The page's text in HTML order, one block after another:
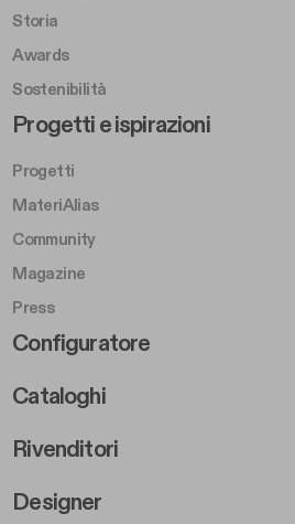
Storia
Awards
Sostenibilità
Footer Left Middle B
Progetti e ispirazioni
Progetti
MateriAlias
Community
Magazine
Press
Footer Right Middle B
Configuratore
Cataloghi
Rivenditori
Designer